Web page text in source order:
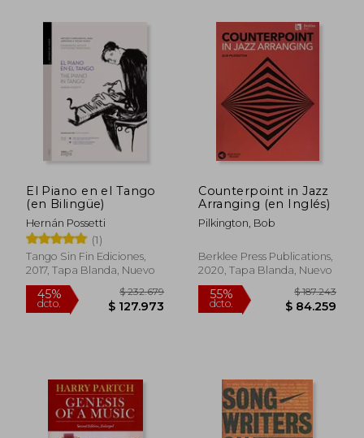
55%
dcto.
$ 104.434
$ 46.995
55%
dcto.
El Piano en el Tango
(en Bilingüe)
Hernán Possetti
(1)
Tango Sin Fin Ediciones,
2017, Tapa Blanda, Nuevo
Counterpoint in Jazz
Arranging (en Inglés)
Pilkington, Bob
Berklee Press Publications,
2020, Tapa Blanda, Nuevo